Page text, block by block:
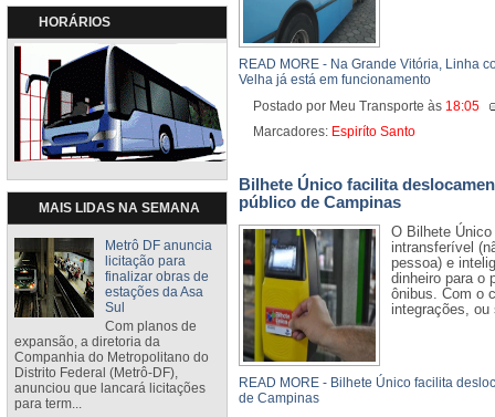
HORÁRIOS
MAIS LIDAS NA SEMANA
Metrô DF anuncia
licitação para
finalizar obras de
estações da Asa
Sul
Com planos de
expansão, a diretoria da
Companhia do Metropolitano do
Distrito Federal (Metrô-DF),
anunciou que lancará licitações
para term...
READ MORE - Na Grande Vitória, Linha
Velha já está em funcionamento
Postado por Meu Transporte às 18:05
Marcadores: Espiríto Santo
Bilhete Único facilita
público de Campinas
O Bilhete
intransferível
pessoa) e
dinheiro para o
ônibus. Com o
integrações,
READ MORE - Bilhete Único facilita
de Campinas